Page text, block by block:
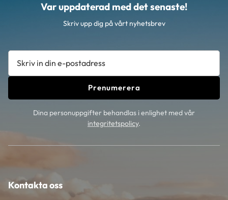
Var uppdaterad med det senaste!
Skriv upp dig på vårt nyhetsbrev
Prenumerera
Dina personuppgifter behandlas i enlighet med vår
integritetspolicy.
Kontakta oss